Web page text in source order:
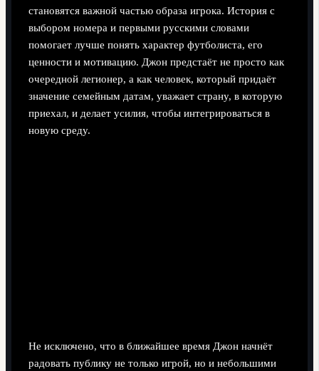
становятся важной частью образа игрока. История с
выбором номера и первыми русскими словами
помогает лучше понять характер футболиста, его
ценности и мотивацию. Джон предстаёт не просто как
очередной легионер, а как человек, который придаёт
значение семейным датам, уважает страну, в которую
приехал, и делает усилия, чтобы интегрироваться в
новую среду.
Не исключено, что в ближайшее время Джон начнёт
радовать публику не только игрой, но и небольшими